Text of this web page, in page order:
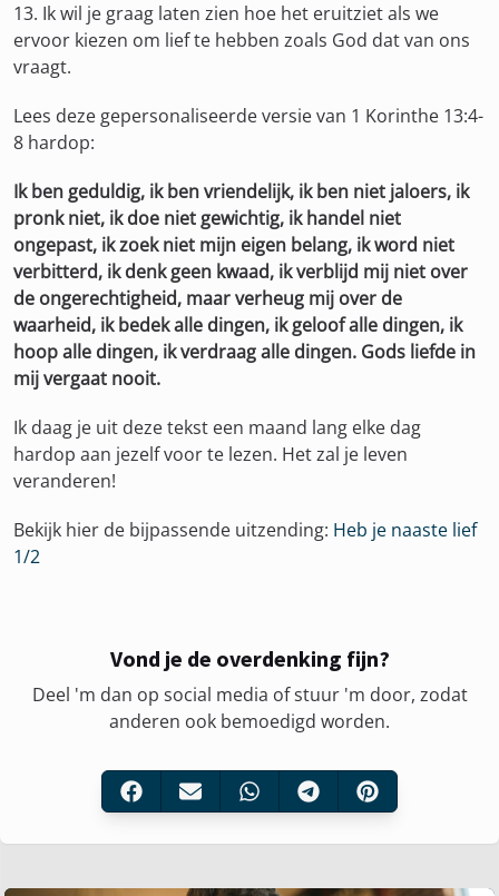
13. Ik wil je graag laten zien hoe het eruitziet als we
ervoor kiezen om lief te hebben zoals God dat van ons
vraagt.
Lees deze gepersonaliseerde versie van 1 Korinthe 13:4-
8 hardop:
Ik ben geduldig, ik ben vriendelijk, ik ben niet jaloers, ik
pronk niet, ik doe niet gewichtig, ik handel niet
ongepast, ik zoek niet mijn eigen belang, ik word niet
verbitterd, ik denk geen kwaad, ik verblijd mij niet over
de ongerechtigheid, maar verheug mij over de
waarheid, ik bedek alle dingen, ik geloof alle dingen, ik
hoop alle dingen, ik verdraag alle dingen. Gods liefde in
mij vergaat nooit.
Ik daag je uit deze tekst een maand lang elke dag
hardop aan jezelf voor te lezen. Het zal je leven
veranderen!
Bekijk hier de bijpassende uitzending: Heb je naaste lief
1/2
Vond je de overdenking fijn?
Deel 'm dan op social media of stuur 'm door, zodat
anderen ook bemoedigd worden.